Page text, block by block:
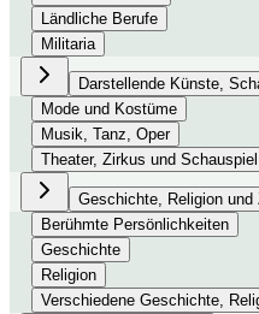
Ländliche Berufe
Militaria
Darstellende Künste,
Mode und Kostüme
Musik, Tanz, Oper
Theater, Zirkus und Schauspiel
Geschichte, Religion und
Berühmte Persönlichkeiten
Geschichte
Religion
Verschiedene Geschichte,